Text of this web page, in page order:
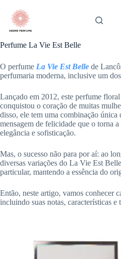
para
conteúdo
Perfume La Vie Est Belle
O perfume La Vie Est Belle de
perfumaria moderna, inclusive um
Lançado em 2012, este perfume
conquistou o coração de muitas
disso, ele tem uma combinação única
mensagem de felicidade que o torna
elegância e sofisticação.
Mas, o sucesso não para por aí: ao
diversas variações do La Vie Est
particular, mantendo a essência do
Então, neste artigo, vamos conhecer
incluindo suas notas, características e